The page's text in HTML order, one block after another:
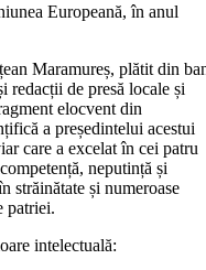
Europeană, în anul
Maramureș, plătit din
de presă locale și
elocvent din
a președintelui acestui
care a excelat în cei patru
neputință și
străinătate și numeroase
patriei.
intelectuală: